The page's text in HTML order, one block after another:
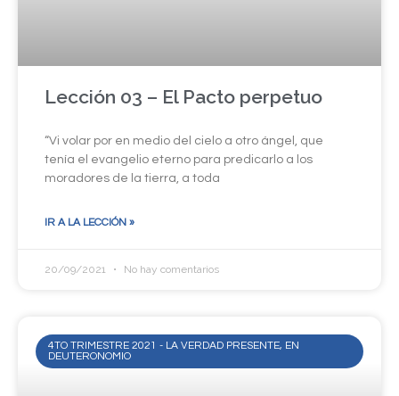
Lección 03 – El Pacto perpetuo
“Vi volar por en medio del cielo a otro ángel, que
tenía el evangelio eterno para predicarlo a los
moradores de la tierra, a toda
IR A LA LECCIÓN »
20/09/2021 No hay comentarios
4TO TRIMESTRE 2021 - LA VERDAD PRESENTE, EN
DEUTERONOMIO